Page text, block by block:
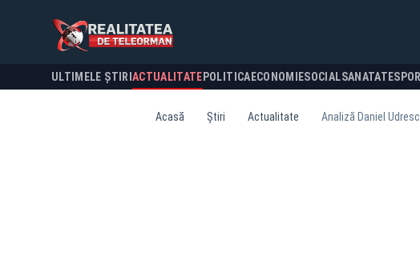
ULTIMELE ȘTIRI ACTUALITATE POLITICA ECONOMIESOCIALSANATATE
Acasă Știri Actualitate Analiză Daniel